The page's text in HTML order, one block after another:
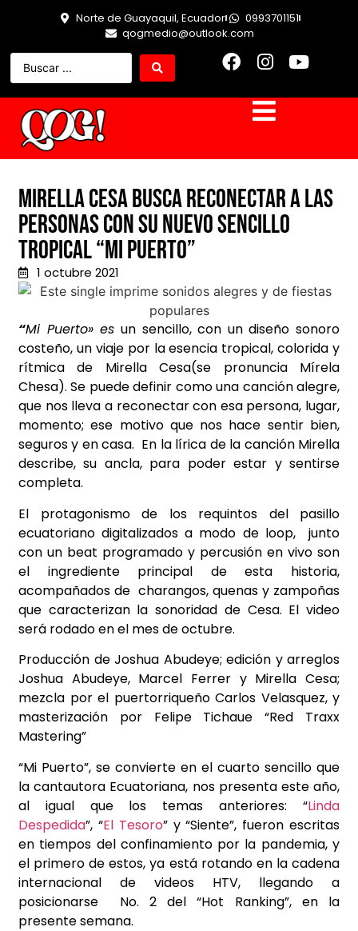
Norte de Guayaquil, Ecuador
0993701151
qogmedio@outlook.com
Mirella Cesa busca reconectar a las
personas con su nuevo sencillo
tropical “Mi Puerto”
1 octubre 2021
“Mi Puerto» es un sencillo, con un diseño sonoro
costeño, un viaje por la esencia tropical, colorida y
rítmica de Mirella Cesa(se pronuncia Mírela
Chesa). Se puede definir como una canción alegre,
que nos lleva a reconectar con esa persona, lugar,
momento; ese motivo que nos hace sentir bien,
seguros y en casa. En la lírica de la canción Mirella
describe, su ancla, para poder estar y sentirse
completa.
El protagonismo de los requintos del pasillo
ecuatoriano digitalizados a modo de loop, junto
con un beat programado y percusión en vivo son
el ingrediente principal de esta historia,
acompañados de charangos, quenas y zampoñas
que caracterizan la sonoridad de Cesa. El video
será rodado en el mes de octubre.
Producción de Joshua Abudeye; edición y arreglos
Joshua Abudeye, Marcel Ferrer y Mirella Cesa;
mezcla por el puertorriqueño Carlos Velasquez, y
masterización por Felipe Tichaue “Red Traxx
Mastering”
“Mi Puerto”, se convierte en el cuarto sencillo que
la cantautora Ecuatoriana, nos presenta este año,
al igual que los temas anteriores: “Linda
Despedida”, “El Tesoro” y “Siente”, fueron escritas
en tiempos del confinamiento por la pandemia, y
el primero de estos, ya está rotando en la cadena
internacional de videos HTV, llegando a
posicionarse No. 2 del “Hot Ranking”, en la
presente semana.